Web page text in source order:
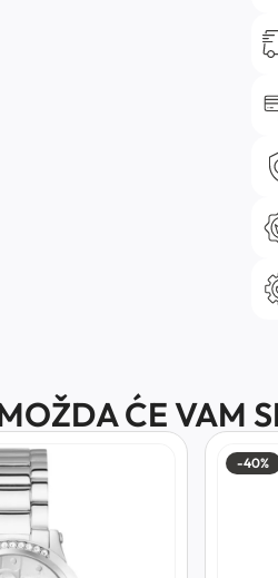
ĆE VAM
-40%